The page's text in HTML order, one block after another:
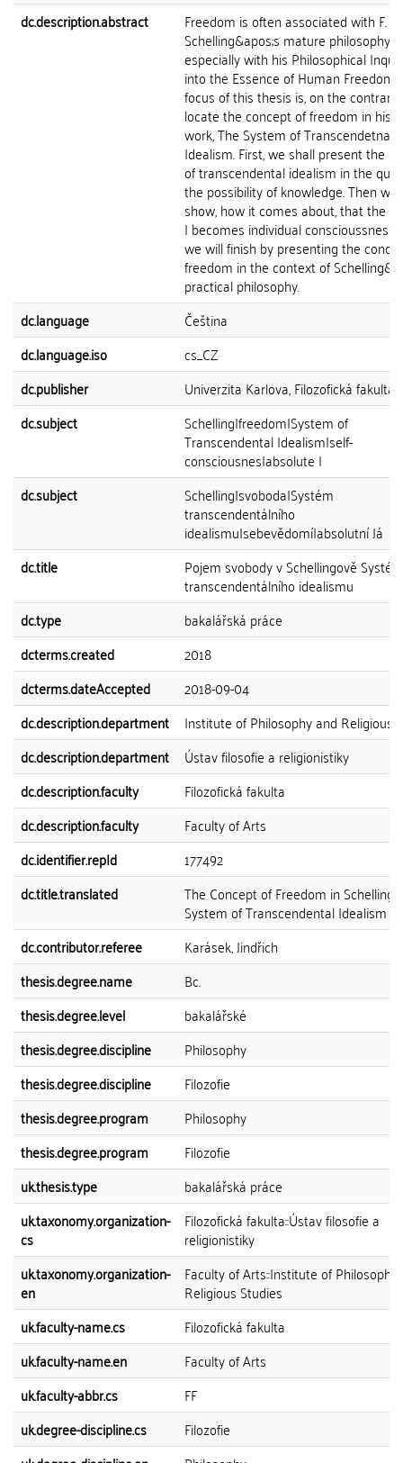
dc.description.abstract
Freedom is often associated with F.
Schelling&apos;s mature philosophy,
especially with his Philosophical
into the Essence of Human Freedom.
focus of this thesis is, on the
locate the concept of freedom in his
work, The System of Transcendetnal
Idealism. First, we shall present the
of transcendental idealism in the
the possibility of knowledge. Then we
show, how it comes about, that the
I becomes individual conscioussness,
we will finish by presenting the
freedom in the context of
practical philosophy.
dc.language
Čeština
dc.language.iso
cs_CZ
dc.publisher
Univerzita Karlova, Filozofická fakulta
dc.subject
Schelling|freedom|System of
Transcendental Idealism|self-
consciousnes|absolute I
dc.subject
Schelling|svoboda|Systém
transcendentálního
idealismu|sebevědomí|absolutní Já
dc.title
Pojem svobody v Schellingově
transcendentálního idealismu
dc.type
bakalářská práce
dcterms.created
2018
dcterms.dateAccepted
2018-09-04
dc.description.department
Institute of Philosophy and Religious
dc.description.department
Ústav filosofie a religionistiky
dc.description.faculty
Filozofická fakulta
dc.description.faculty
Faculty of Arts
dc.identifier.repId
177492
dc.title.translated
The Concept of Freedom in
System of Transcendental Idealism
dc.contributor.referee
Karásek, Jindřich
thesis.degree.name
Bc.
thesis.degree.level
bakalářské
thesis.degree.discipline
Philosophy
thesis.degree.discipline
Filozofie
thesis.degree.program
Philosophy
thesis.degree.program
Filozofie
uk.thesis.type
bakalářská práce
uk.taxonomy.organization-
cs
Filozofická fakulta::Ústav filosofie a
religionistiky
uk.taxonomy.organization-
en
Faculty of Arts::Institute of Philosophy
Religious Studies
uk.faculty-name.cs
Filozofická fakulta
uk.faculty-name.en
Faculty of Arts
uk.faculty-abbr.cs
FF
uk.degree-discipline.cs
Filozofie